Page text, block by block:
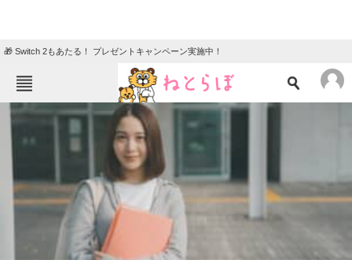
🎁 Switch 2もあたる！ プレゼントキャンペーン実施中！
ねとらぼメニュー
ニュース
グルメ 地域
リサーチ